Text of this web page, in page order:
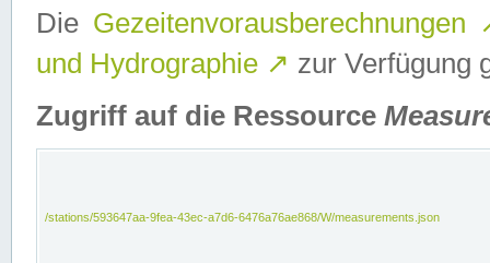
Die Gezeitenvorausberechnungen
und Hydrographie ↗ zur Verfügung
Zugriff auf die Ressource
/stations/593647aa-9fea-43ec-a7d6-6476a76ae868/W/measurements.json